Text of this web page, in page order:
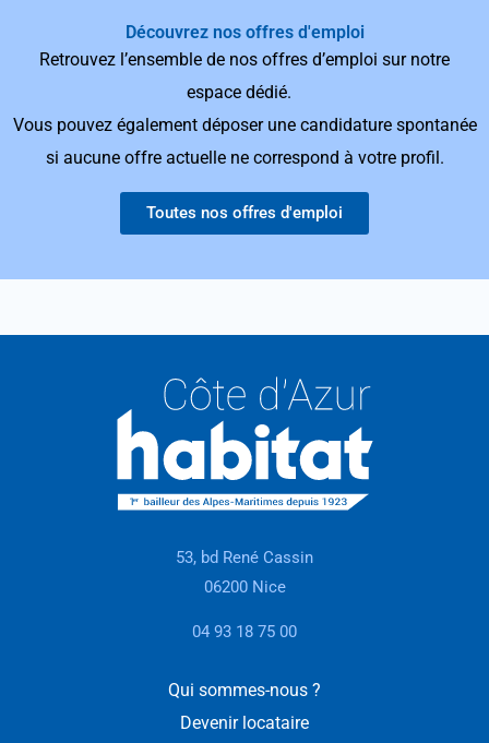
Découvrez nos offres d'emploi
Retrouvez l’ensemble de nos offres d’emploi sur notre
espace dédié.
Vous pouvez également déposer une candidature spontanée
si aucune offre actuelle ne correspond à votre profil.
Toutes nos offres d'emploi
53, bd René Cassin
06200 Nice
04 93 18 75 00
Qui sommes-nous ?
Devenir locataire